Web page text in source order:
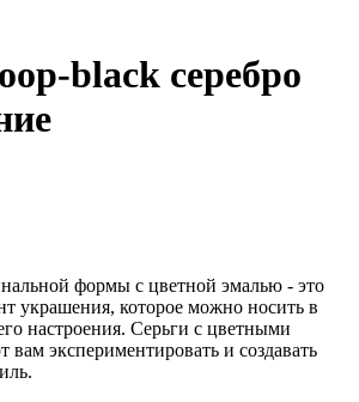
black серебро
формы с цветной эмалью - это
украшения, которое можно носить в
настроения. Серьги с цветными
вам экспериментировать и создавать